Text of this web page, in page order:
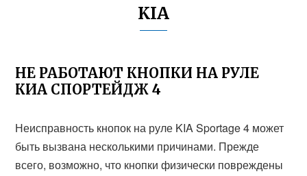
KIA
НЕ РАБОТАЮТ КНОПКИ НА РУЛЕ
КИА СПОРТЕЙДЖ 4
Неисправность кнопок на руле KIA Sportage 4 может
быть вызвана несколькими причинами. Прежде
всего, возможно, что кнопки физически повреждены